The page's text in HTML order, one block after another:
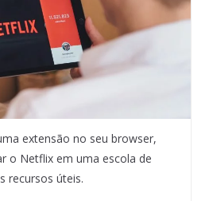
extensão no seu browser,
o Netflix em uma escola de
recursos úteis.